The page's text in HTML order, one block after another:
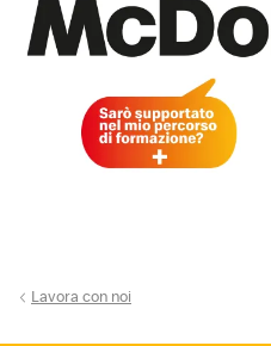
Lavora con noi